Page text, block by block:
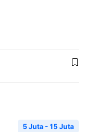
5 Juta - 15 Juta